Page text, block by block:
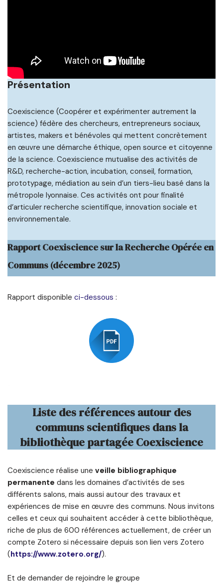
Présentation
Coexiscience (Coopérer et expérimenter autrement la
science) fédère des chercheurs, entrepreneurs sociaux,
artistes, makers et bénévoles qui mettent concrètement
en œuvre une démarche éthique, open source et citoyenne
de la science. Coexiscience mutualise des activités de
R&D, recherche-action, incubation, conseil, formation,
prototypage, médiation au sein d’un tiers-lieu basé dans la
métropole lyonnaise. Ces activités ont pour finalité
d’articuler recherche scientifique, innovation sociale et
environnementale.
Rapport Coexiscience sur la Recherche Opérée en
Communs (décembre 2025)
Rapport disponible ci-dessous :
Liste des références autour des
communs scientifiques dans la
bibliothèque partagée Coexiscience
Coexiscience réalise une veille bibliographique
permanente dans les domaines d’activités de ses
différents salons, mais aussi autour des travaux et
expériences de mise en œuvre des communs. Nous invitons
celles et ceux qui souhaitent accéder à cette bibliothèque,
riche de plus de 600 références actuellement, de créer un
compte Zotero si nécessaire depuis son lien vers Zotero
(https://www.zotero.org/).
Et de demander de rejoindre le groupe